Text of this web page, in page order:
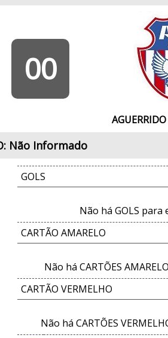
00
Não Informado
GOLS
Não há GOLS para
CARTÃO AMARELO
Não há CARTÕES
CARTÃO VERMELHO
Não há CARTÕES